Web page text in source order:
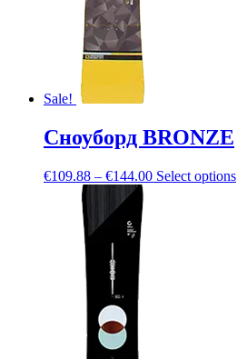
Sale!
Сноуборд BRONZE
€109.88 – €144.00 Select options